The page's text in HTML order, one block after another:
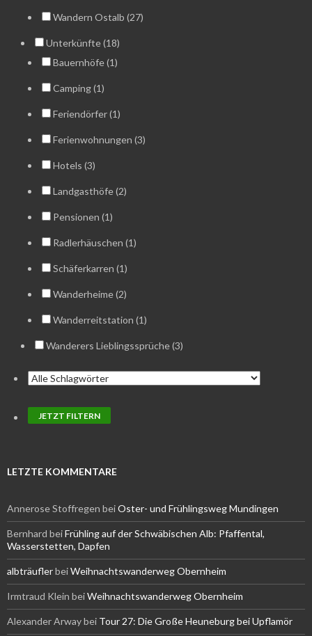
Wandern Ostalb (27)
Unterkünfte (18)
Bauernhöfe (1)
Camping (1)
Feriendörfer (1)
Ferienwohnungen (3)
Hotels (3)
Landgasthöfe (2)
Pensionen (1)
Radlerhäuschen (1)
Schäferkarren (1)
Wanderheime (2)
Wanderreitstation (1)
Wanderers Lieblingssprüche (3)
LETZTE KOMMENTARE
Annerose Stoffregen beiOster- und Frühlingsweg Mundingen
Bernhard beiFrühling auf der Schwäbischen Alb: Pfaffental,
Wasserstetten, Dapfen
albträuflerbeiWeihnachtswanderweg Obernheim
Irmtraud Klein beiWeihnachtswanderweg Obernheim
Alexander Arwaybei Tour 27: Die Große Heuneburg bei Upflamör